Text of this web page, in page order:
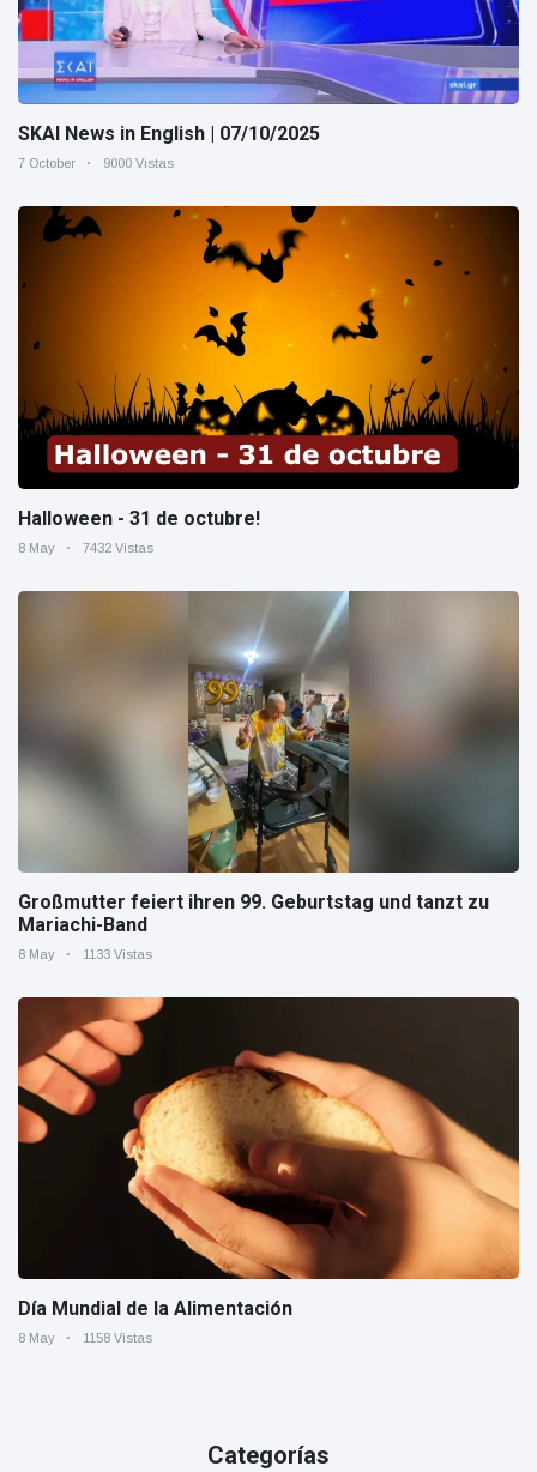
SKAI News in English | 07/10/2025
7 October 9000 Vistas
Halloween - 31 de octubre!
8 May 7432 Vistas
Großmutter feiert ihren 99. Geburtstag und tanzt zu
Mariachi-Band
8 May 1133 Vistas
Día Mundial de la Alimentación
8 May 1158 Vistas
Categorías